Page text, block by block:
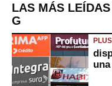
LAS MÁS
G
PLUS